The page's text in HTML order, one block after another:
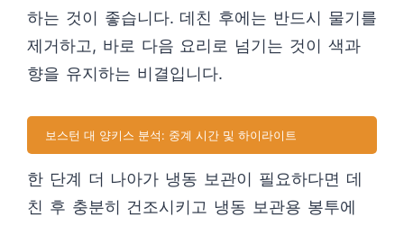
하는 것이 좋습니다. 데친 후에는 반드시 물기를
제거하고, 바로 다음 요리로 넘기는 것이 색과
향을 유지하는 비결입니다.
보스턴 대 양키스 분석: 중계 시간 및 하이라이트
한 단계 더 나아가 냉동 보관이 필요하다면 데
친 후 충분히 건조시키고 냉동 보관용 봉투에